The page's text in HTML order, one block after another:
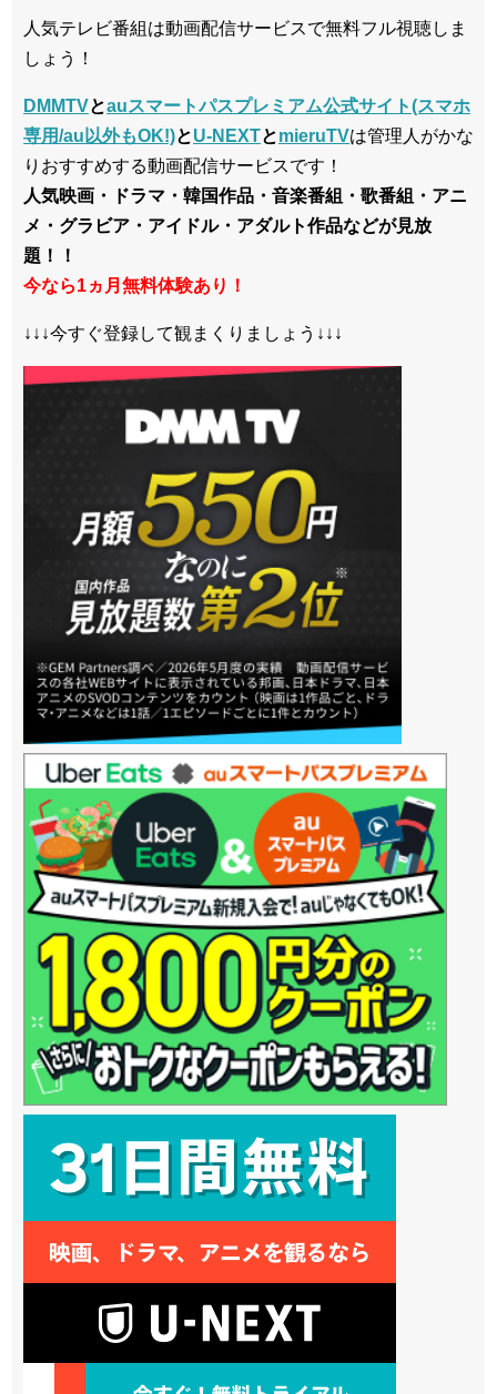
人気テレビ番組は動画配信サービスで無料フル視聴しま
しょう！
DMMTVとauスマートパスプレミアム公式サイト(スマホ
専用/au以外もOK!)とU-NEXTとmieruTVは管理人がかな
りおすすめする動画配信サービスです！
人気映画・ドラマ・韓国作品・音楽番組・歌番組・アニ
メ・グラビア・アイドル・アダルト作品などが見放
題！！
今なら1ヵ月無料体験あり！
↓↓↓今すぐ登録して観まくりましょう↓↓↓